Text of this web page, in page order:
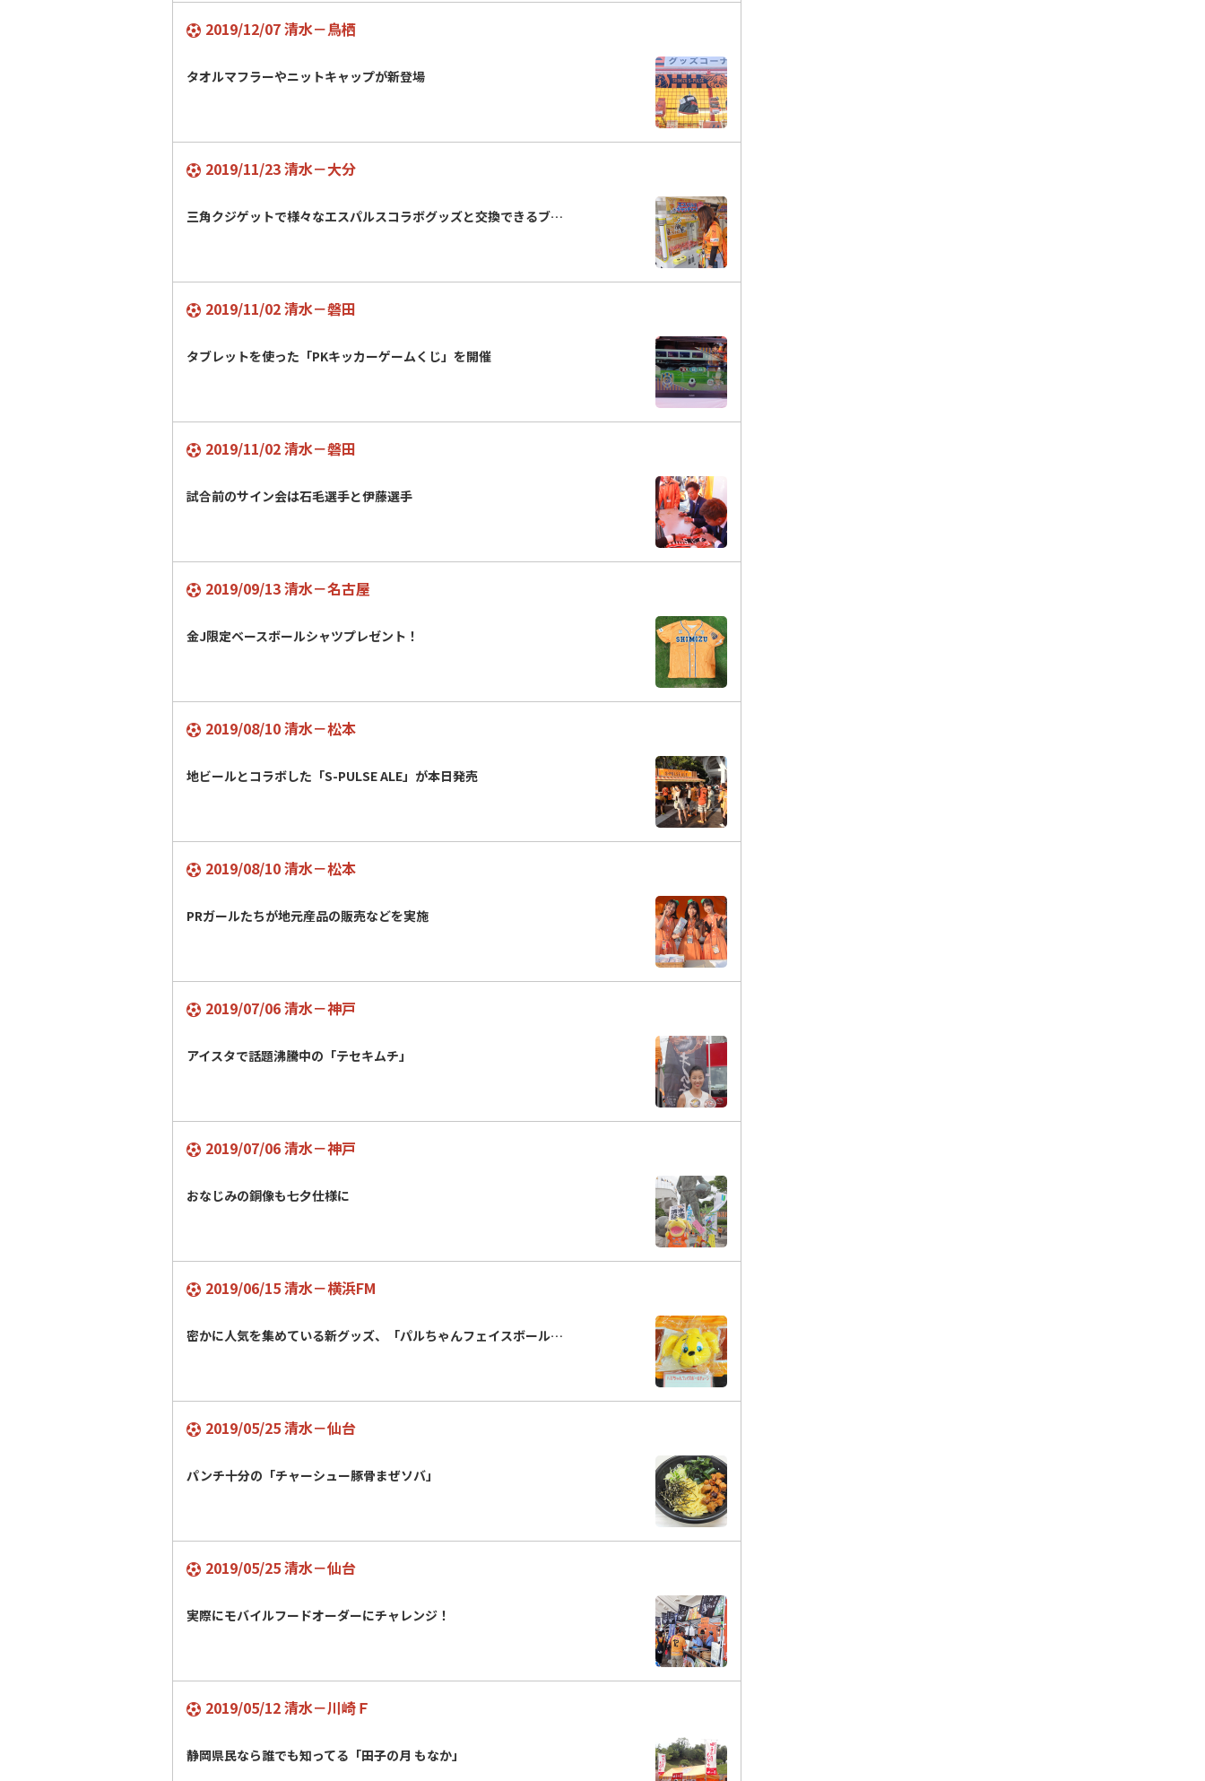
2019/12/07 清水－鳥栖
タオルマフラーやニットキャップが新登場
2019/11/23 清水－大分
三角クジゲットで様々なエスパルスコラボグッズと交換できるブ…
2019/11/02 清水－磐田
タブレットを使った「PKキッカーゲームくじ」を開催
2019/11/02 清水－磐田
試合前のサイン会は石毛選手と伊藤選手
2019/09/13 清水－名古屋
金J限定ベースボールシャツプレゼント！
2019/08/10 清水－松本
地ビールとコラボした「S-PULSE ALE」が本日発売
2019/08/10 清水－松本
PRガールたちが地元産品の販売などを実施
2019/07/06 清水－神戸
アイスタで話題沸騰中の「テセキムチ」
2019/07/06 清水－神戸
おなじみの銅像も七夕仕様に
2019/06/15 清水－横浜FM
密かに人気を集めている新グッズ、「パルちゃんフェイスボール…
2019/05/25 清水－仙台
パンチ十分の「チャーシュー豚骨まぜソバ」
2019/05/25 清水－仙台
実際にモバイルフードオーダーにチャレンジ！
2019/05/12 清水－川崎Ｆ
静岡県民なら誰でも知ってる「田子の月 もなか」